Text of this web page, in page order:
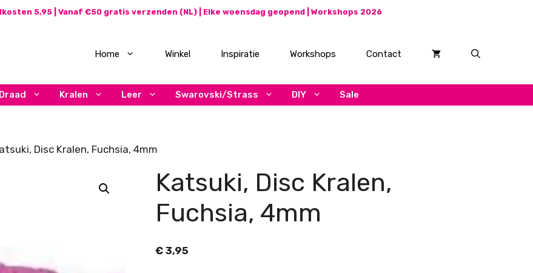
5,95 | Vanaf €50 gratis verzenden (NL) | Elke woensdag geopend | Workshops 2026
Home Winkel Inspiratie Workshops Contact
Draad Kralen Leer Swarovski/Strass DIY Sale
Disc Kralen, Fuchsia, 4mm
Katsuki, Disc Kralen,
Fuchsia, 4mm
€3,95